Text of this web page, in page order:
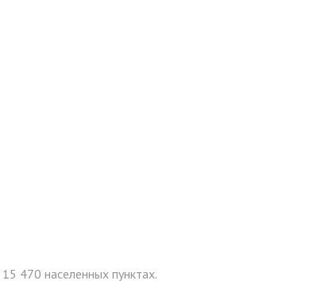
470 населенных пунктах.